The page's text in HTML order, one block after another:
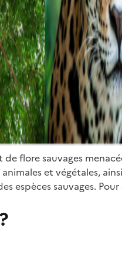
flore sauvages
et végétales,
sauvages.